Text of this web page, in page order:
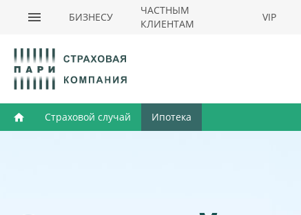
БИЗНЕСУ
ЧАСТНЫМ
КЛИЕНТАМ
VIP
Страховой случай Ипотека